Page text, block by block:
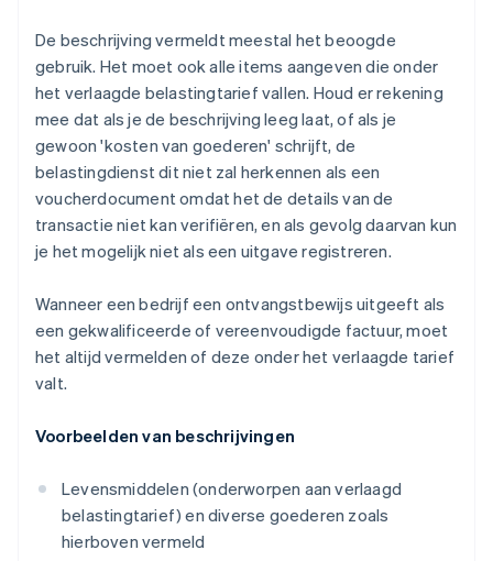
De beschrijving vermeldt meestal het beoogde
gebruik. Het moet ook alle items aangeven die onder
het verlaagde belastingtarief vallen. Houd er rekening
mee dat als je de beschrijving leeg laat, of als je
gewoon 'kosten van goederen' schrijft, de
belastingdienst dit niet zal herkennen als een
voucherdocument omdat het de details van de
transactie niet kan verifiëren, en als gevolg daarvan kun
je het mogelijk niet als een uitgave registreren.
Wanneer een bedrijf een ontvangstbewijs uitgeeft als
een gekwalificeerde of vereenvoudigde factuur, moet
het altijd vermelden of deze onder het verlaagde tarief
valt.
Voorbeelden van beschrijvingen
Levensmiddelen (onderworpen aan verlaagd
belastingtarief) en diverse goederen zoals
hierboven vermeld